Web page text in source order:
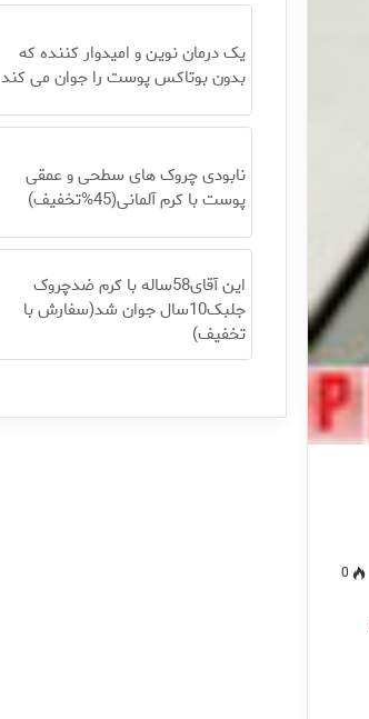
0
یک درمان نوین و امیدوار کننده که
بدون بوتاکس پوست را جوان می کند
نابودی چروک های سطحی و عمقی
پوست با کرم آلمانی(45%تخفیف)
این آقای58ساله با کرم ضدچروک
جلبک10سال جوان شد(سفارش با
تخفیف)